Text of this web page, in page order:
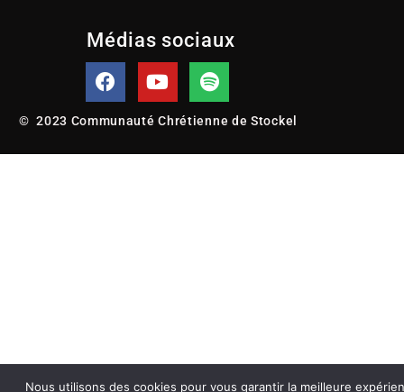
Médias sociaux
© 2023 Communauté Chrétienne de Stockel
Nous utilisons des cookies pour vous garantir la meilleure